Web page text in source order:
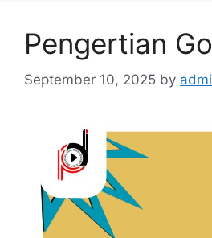
Pengertian
September 10, 2025 by